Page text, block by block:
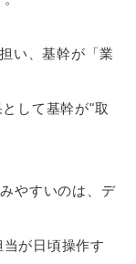
い、基幹が「業
して基幹が"取
やすいのは、デ
が日頃操作す